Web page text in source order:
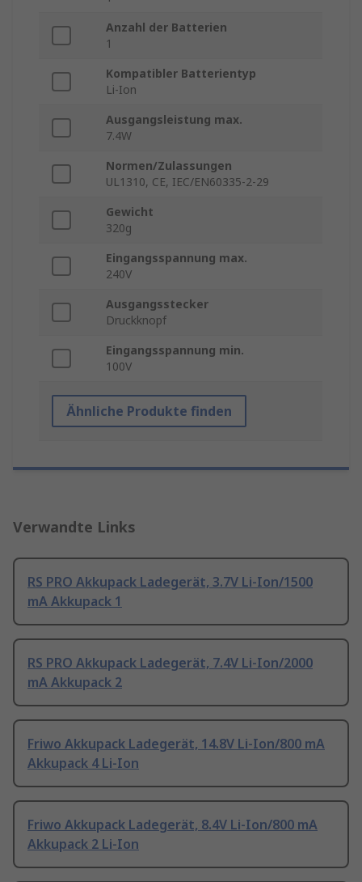
Anzahl der Batterien
1
Kompatibler Batterientyp
Li-Ion
Ausgangsleistung max.
7.4W
Normen/Zulassungen
UL1310, CE, IEC/EN60335-2-29
Gewicht
320g
Eingangsspannung max.
240V
Ausgangsstecker
Druckknopf
Eingangsspannung min.
100V
Ähnliche Produkte finden
Verwandte Links
RS PRO Akkupack Ladegerät, 3.7V Li-Ion/1500
mA Akkupack 1
RS PRO Akkupack Ladegerät, 7.4V Li-Ion/2000
mA Akkupack 2
Friwo Akkupack Ladegerät, 14.8V Li-Ion/800 mA
Akkupack 4 Li-Ion
Friwo Akkupack Ladegerät, 8.4V Li-Ion/800 mA
Akkupack 2 Li-Ion